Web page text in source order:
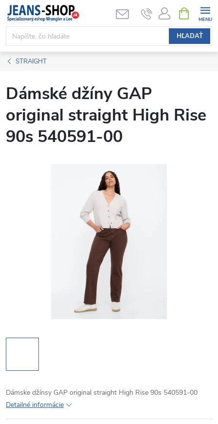
Prejsť
obsah
HĽADAŤ
KOŠÍK
STRAIGHT
Dámské džíny GAP
original straight High Rise
90s 540591-00
Dámske džínsy GAP original straight High Rise 90s 540591-00
Detailné informácie